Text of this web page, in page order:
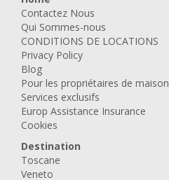
Contactez Nous
Qui Sommes-nous
CONDITIONS DE LOCATIONS
Privacy Policy
Blog
Pour les propriétaires de maison
Services exclusifs
Europ Assistance Insurance
Cookies
Destination
Toscane
Veneto